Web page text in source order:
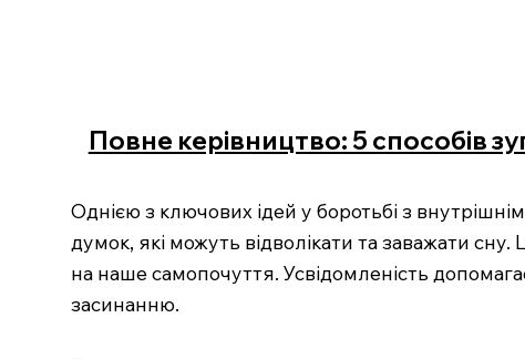
Повне керівництво: 5 способів
Однією з ключових ідей у боротьбі з
думок, які можуть відволікати та заважати
на наше самопочуття. Усвідомленість
засинанню.